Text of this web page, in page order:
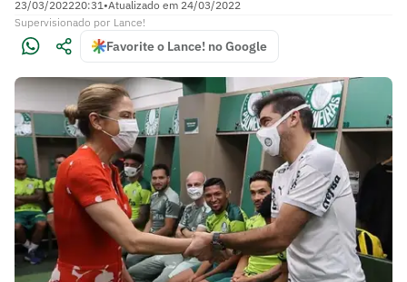
23/03/202220:31•Atualizado em 24/03/2022
Supervisionado por Lance!
Favorite o Lance! no Google